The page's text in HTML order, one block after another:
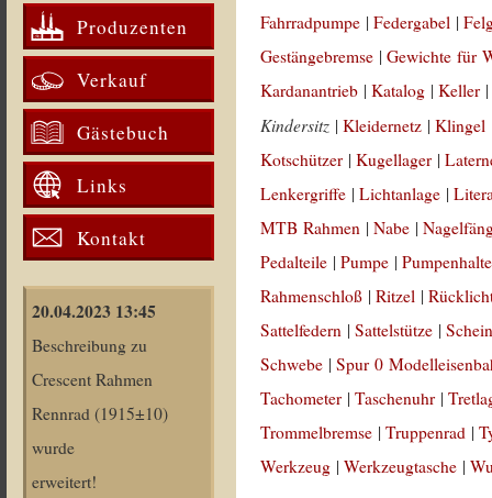
Produzenten
Verkauf
Gästebuch
Links
Kontakt
20.04.2023 13:45
Beschreibung zu
Crescent Rahmen
Rennrad (1915±10)
wurde
erweitert!
Fahrradpumpe |Federgabel |
Gestängebremse |Gewichte für
Kardanantrieb |Katalog |Keller
Kindersitz |Kleidernetz |Klingel
Kotschützer |Kugellager |
Lenkergriffe |Lichtanlage |
MTB Rahmen |Nabe |
Pedalteile |Pumpe |
Rahmenschloß |Ritzel |
Sattelfedern |Sattelstütze |
Schwebe |Spur 0
Tachometer |Taschenuhr |
Trommelbremse |Truppenrad |
Werkzeug |Werkzeugtasche |